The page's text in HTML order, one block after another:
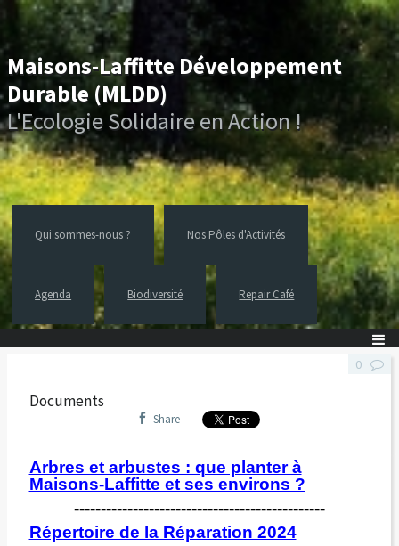
Maisons-Laffitte Développement
Durable (MLDD)
L'Ecologie Solidaire en Action !
Qui sommes-nous ? Nos Pôles d'Activités
Agenda Biodiversité Repair Café
Documents
Share
Arbres et arbustes : que planter à
Maisons-Laffitte et ses environs ?
-----------------------------------------------
Répertoire de la Réparation 2024
0